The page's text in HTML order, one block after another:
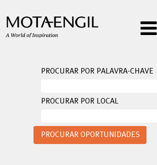
PROCURAR POR PALAVRA-CHAVE
PROCURAR POR LOCAL